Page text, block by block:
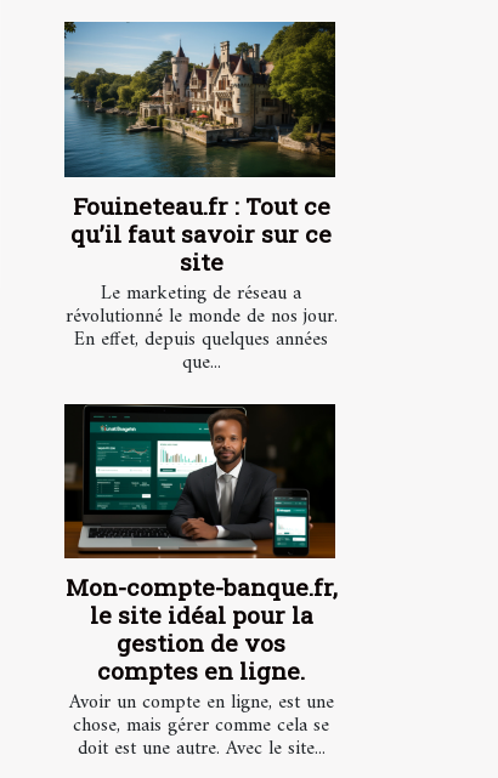
Fouineteau.fr : Tout ce
qu’il faut savoir sur ce
site
Le marketing de réseau a
révolutionné le monde de nos jour.
En effet, depuis quelques années
que...
Mon-compte-banque.fr,
le site idéal pour la
gestion de vos
comptes en ligne.
Avoir un compte en ligne, est une
chose, mais gérer comme cela se
doit est une autre. Avec le site...